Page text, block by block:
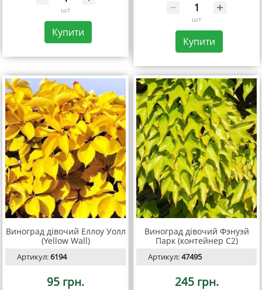
шт
Купити
шт
Купити
Виноград дівочий Еллоу Уолл
(Yellow Wall)
Артикул:6194
95 грн.
Виноград дівочий Фэнуэй
Парк (контейнер С2)
Артикул:47495
245 грн.